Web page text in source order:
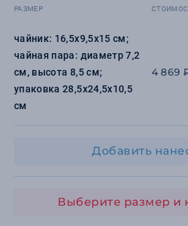
РАЗМЕР
чайник: 16,5х9,5х15 см;
чайная пара: диаметр 7,2
см, высота 8,5 см;
упаковка 28,5x24,5x10,5
см
4 869
Добавить
Выберите размер и